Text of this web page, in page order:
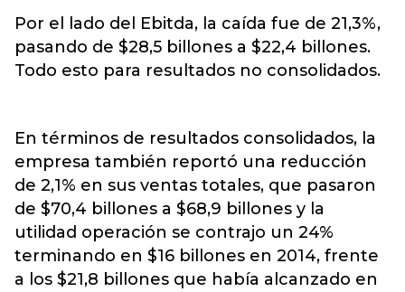
Por el lado del Ebitda, la caída fue de 21,3%,
pasando de $28,5 billones a $22,4 billones.
Todo esto para resultados no consolidados.
En términos de resultados consolidados, la
empresa también reportó una reducción
de 2,1% en sus ventas totales, que pasaron
de $70,4 billones a $68,9 billones y la
utilidad operación se contrajo un 24%
terminando en $16 billones en 2014, frente
a los $21,8 billones que había alcanzado en